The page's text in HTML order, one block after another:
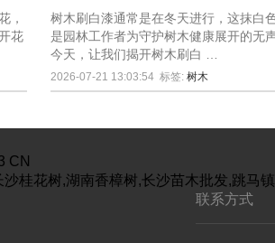
，
花
树木刷白漆通常是在冬天进行，这抹白
是园林工作者为守护树木健康展开的无声
今天，让我们揭开树木刷白 …
2026-07-21 13:03:54 标签: 树木
CN
桂花树,湖南香樟树,长沙苗木批发,跳马
联系方式